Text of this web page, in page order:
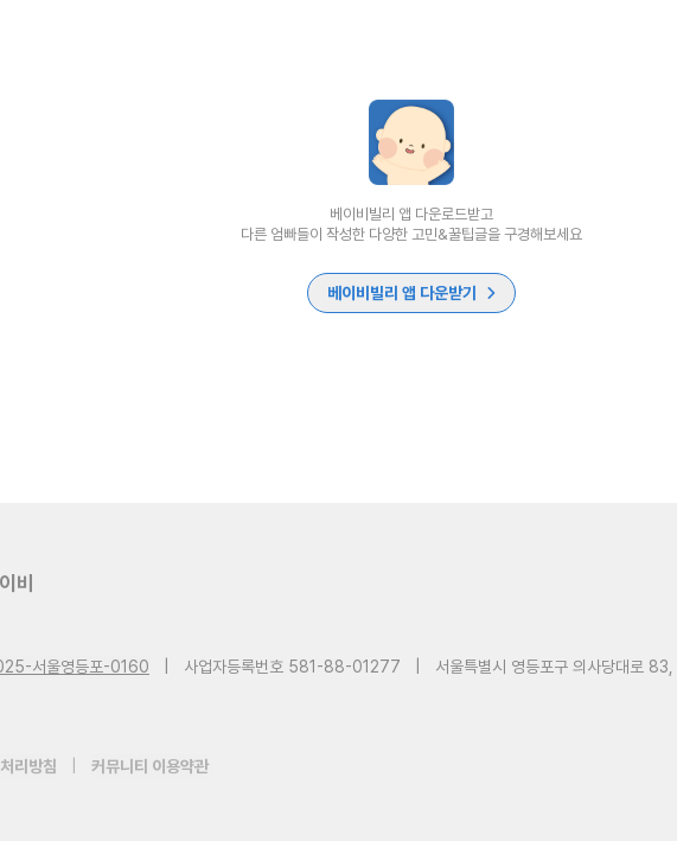
베이비빌리 앱 다운로드받고
다른 엄빠들이 작성한 다양한 고민&꿀팁글을 구경해보세요
베이비빌리 앱 다운받기
비
서울영등포-0160 사업자등록번호 581-88-01277
서울특별시 영등포구 의사당대로
리방침 커뮤니티 이용약관